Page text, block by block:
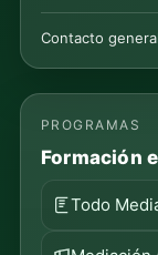
Contacto
PROGRAMAS
Formación
Todo